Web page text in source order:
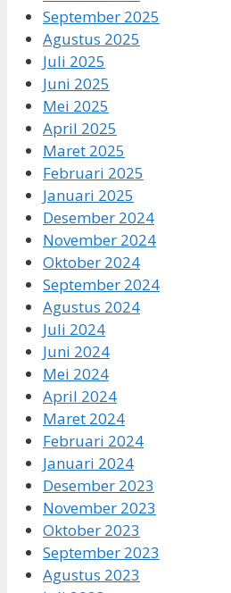
September 2025
Agustus 2025
Juli 2025
Juni 2025
Mei 2025
April 2025
Maret 2025
Februari 2025
Januari 2025
Desember 2024
November 2024
Oktober 2024
September 2024
Agustus 2024
Juli 2024
Juni 2024
Mei 2024
April 2024
Maret 2024
Februari 2024
Januari 2024
Desember 2023
November 2023
Oktober 2023
September 2023
Agustus 2023